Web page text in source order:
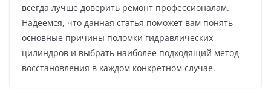
всегда лучше доверить ремонт профессионалам.
Надеемся, что данная статья поможет вам понять
основные причины поломки гидравлических
цилиндров и выбрать наиболее подходящий метод
восстановления в каждом конкретном случае.